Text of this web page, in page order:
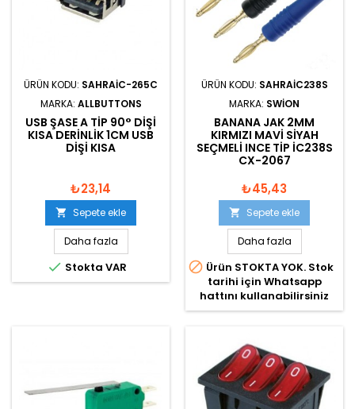
ÜRÜN KODU: SAHRAIC-265C
MARKA: ALLBUTTONS
USB ŞASE A TIP 90° DIŞI
KISA DERINLIK 1CM USB
DIŞI KISA
₺23,14
 Sepete ekle
Daha fazla
 Stokta VAR
ÜRÜN KODU: SAHRAIC238S
MARKA: SWION
BANANA JAK 2MM
KIRMIZI MAVI SIYAH
SEÇMELI INCE TIP IC238S
CX-2067
₺45,43
 Sepete ekle
Daha fazla
 Ürün STOKTA YOK. Stok
tarihi için Whatsapp
hattını kullanabilirsiniz